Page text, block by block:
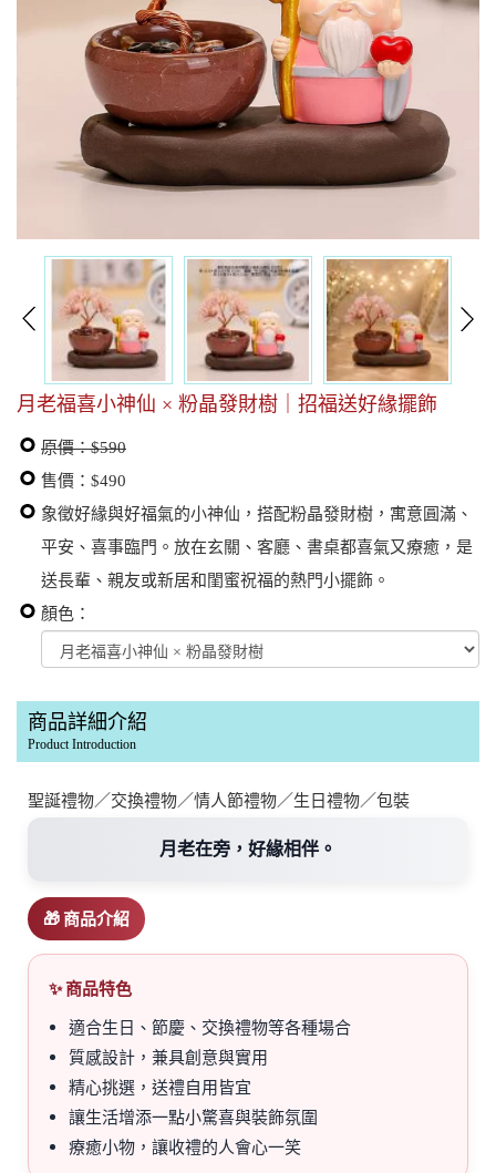
月老福喜小神仙 × 粉晶發財樹｜招福送好緣擺飾
原價：$590
售價：$490
象徵好緣與好福氣的小神仙，搭配粉晶發財樹，寓意圓滿、
平安、喜事臨門。放在玄關、客廳、書桌都喜氣又療癒，是
送長輩、親友或新居和閨蜜祝福的熱門小擺飾。
顏色：
商品詳細介紹
Product Introduction
聖誕禮物／交換禮物／情人節禮物／生日禮物／包裝
月老在旁，好緣相伴。
🎁 商品介紹
✨ 商品特色
適合生日、節慶、交換禮物等各種場合
質感設計，兼具創意與實用
精心挑選，送禮自用皆宜
讓生活增添一點小驚喜與裝飾氛圍
療癒小物，讓收禮的人會心一笑